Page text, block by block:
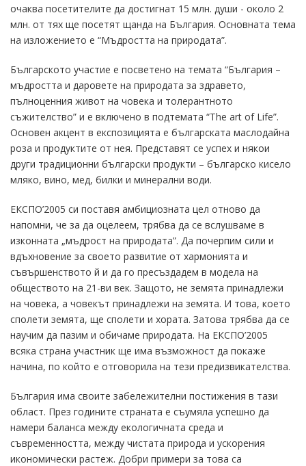
очаква посетителите да достигнат 15 млн. души - около 2
млн. от тях ще посетят щанда на България. Основната тема
на изложението е “Мъдростта на природата”.
Българското участие е посветено на темата “България –
мъдростта и даровете на природата за здравето,
пълноценния живот на човека и толерантното
съжителство” и е включено в подтемата “The art of Life”.
Основен акцент в експозицията е българската маслодайна
роза и продуктите от нея. Представят се успех и някои
други традиционни български продукти – българско кисело
мляко, вино, мед, билки и минерални води.
ЕКСПО’2005 си поставя амбициозната цел отново да
напомни, че за да оцелеем, трябва да се вслушваме в
изконната „мъдрост на природата”. Да почерпим сили и
вдъхновение за своето развитие от хармонията и
съвършенството й и да го пресъздадем в модела на
обществото на 21-ви век. Защото, не земята принадлежи
на човека, а човекът принадлежи на земята. И това, което
сполети земята, ще сполети и хората. Затова трябва да се
научим да пазим и обичаме природата. На ЕКСПО’2005
всяка страна участник ще има възможност да покаже
начина, по който е отговорила на тези предизвикателства.
България има своите забележителни постижения в тази
област. През годините страната е съумяла успешно да
намери баланса между екологичната среда и
съвременността, между чистата природа и ускорения
икономически растеж. Добри примери за това са